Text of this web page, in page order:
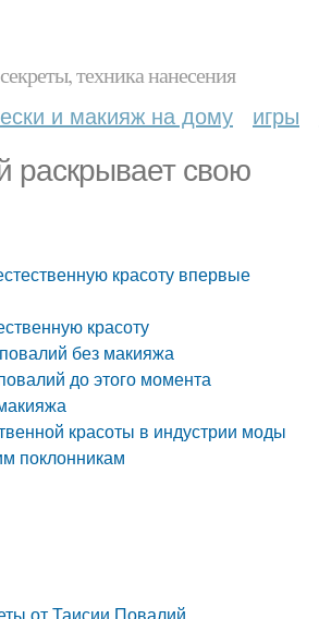
техника нанесения
и макияж на дому игры
раскрывает свою
красоту впервые
красоту
без макияжа
до этого момента
красоты в индустрии моды
поклонникам